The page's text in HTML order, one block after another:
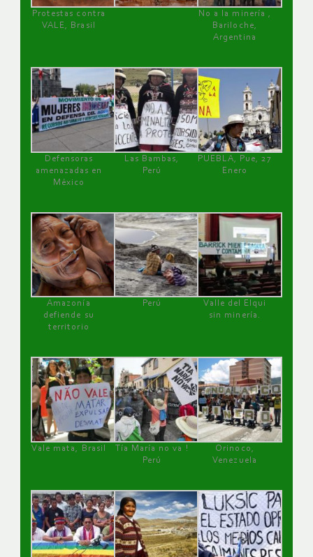
Protestas contra
VALE, Brasil
No a la minería ,
Bariloche,
Argentina
Defensoras
amenazadas en
México
Las Bambas,
Perú
PUEBLA, Pue, 27
Enero
Amazonía
defiende su
territorio
Perú
Valle del Elqui
sin minería.
Vale mata, Brasil
Tía María no va !
Perú
Orinoco,
Venezuela